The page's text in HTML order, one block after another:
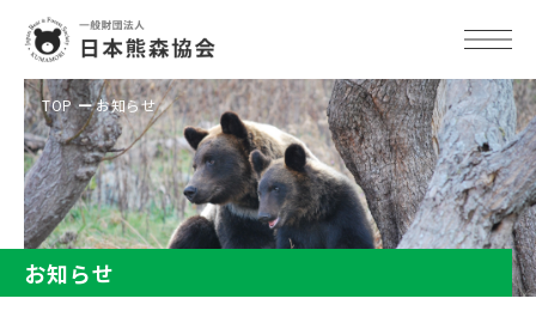
TOP お知らせ
お知らせ